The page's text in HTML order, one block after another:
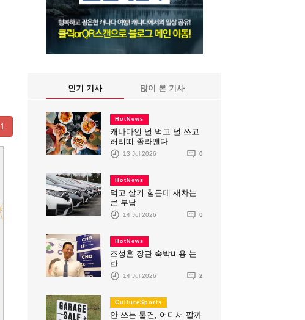
1
인기 기사 많이 본 기사
HotNews
캐나다인 덜 먹고 덜 쓰고
허리띠 졸라맨다
13 Jul 2026 0
HotNews
먹고 살기 힘든데 새차는
큰 부담
14 Jul 2026 0
HotNews
조성훈 장관 숙박비용 논
란
14 Jul 2026 2
CultureSports
안 쓰는 물건, 어디서 팔까